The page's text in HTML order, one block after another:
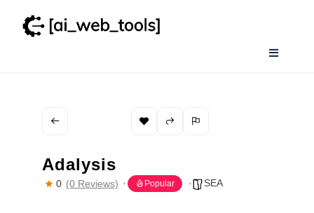
Inhalt
Toggle
Smart AI Tool Selector
Adalysis
0 (0 Reviews) Popular SEA